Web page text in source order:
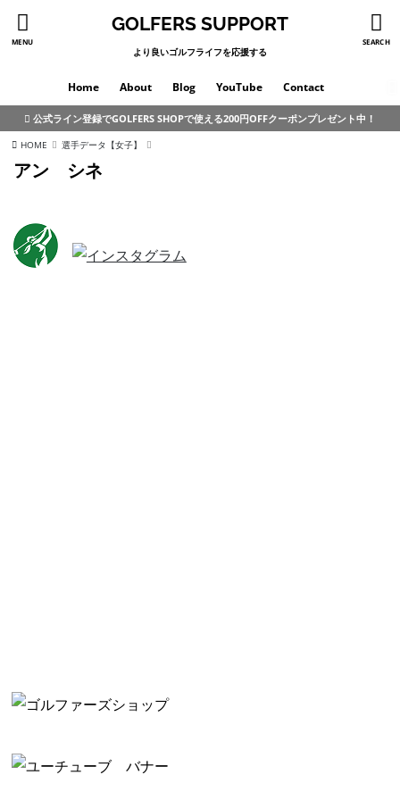
MENU SEARCH
GOLFERS SUPPORT
より良いゴルフライフを応援する
Home About Blog YouTube Contact
公式ライン登録でGOLFERS SHOPで使える200円OFFクーポンプレゼント中！
HOME 選手データ【女子】
アン シネ